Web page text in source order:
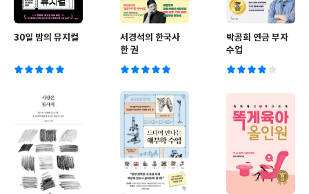
30일 밤의 뮤지컬
서경석의 한국사
한 권
박곰희 연금 부자
수업